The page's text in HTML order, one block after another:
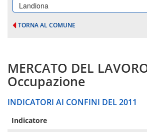
Landiona
TORNA AL COMUNE
MERCATO DEL
Occupazione
INDICATORI AI CONFINI DEL 2011
Indicatore